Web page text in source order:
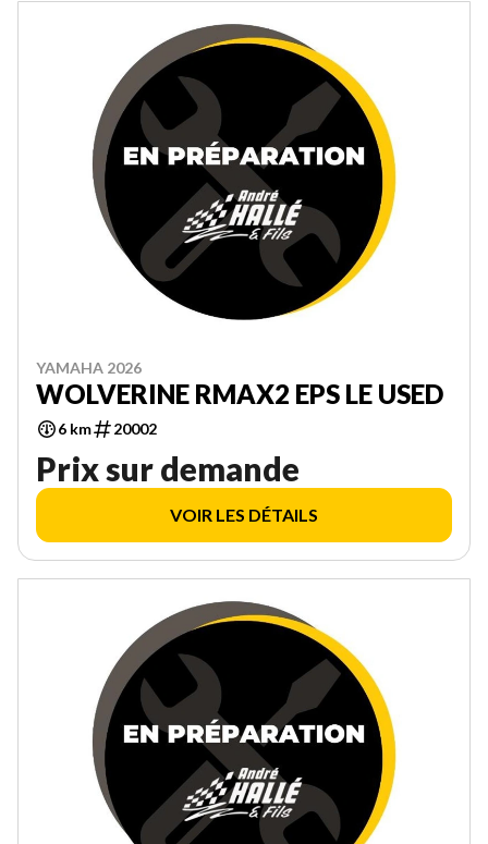
YAMAHA 2026
WOLVERINE RMAX2 EPS LE USED
6 km 20002
Prix sur demande
VOIR LES DÉTAILS